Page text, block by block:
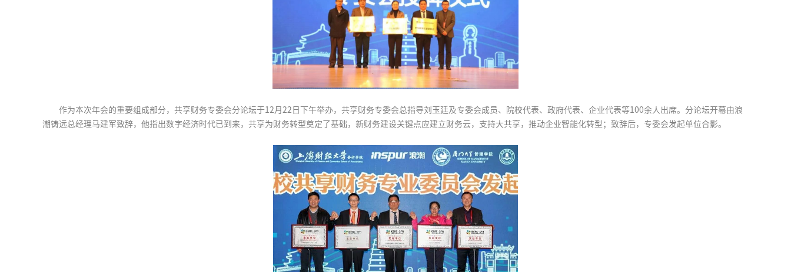
作为本次年会的重要组成部分，共享财务专委会分论坛于12月22日下午举办，共享财务专委会总指导刘玉廷及专委会成员、院校代表、政府代表、企业代表等100余人出席。分论坛开幕由浪
潮铸远总经理马建军致辞，他指出数字经济时代已到来，共享为财务转型奠定了基础，新财务建设关键点应建立财务云，支持大共享，推动企业智能化转型；致辞后，专委会发起单位合影。